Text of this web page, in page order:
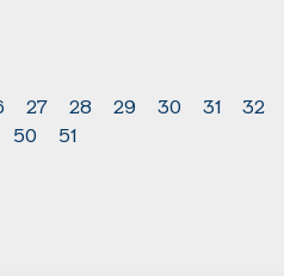
27 28 29 30 31 32
50 51